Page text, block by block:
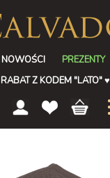
NOWOŚCI
PREZENTY
RABAT Z KODEM "LATO"♥